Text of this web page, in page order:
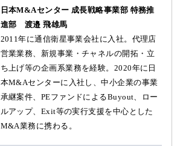
日本M&Aセンター 成長戦略事業部 特務推
進部 渡邉 飛雄馬
2011年に通信衛星事業会社に入社。代理店
営業業務、新規事業・チャネルの開拓・立
ち上げ等の企画系業務を経験。2020年に日
本M&Aセンターに入社し、中小企業の事業
承継案件、PEファンドによるBuyout、ロー
ルアップ、Exit等の実行支援を中心とした
M&A業務に携わる。